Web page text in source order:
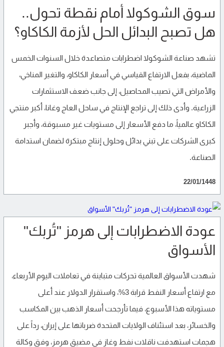
سوق الشوكولا أمام نقطة تحول..
هل تصبح البدائل الحل لأزمة الكاكاو؟
تشهد صناعة الشوكولا اضطرابات متصاعدة خلال السنوات الخمس
الماضية، بفعل الارتفاع القياسي في أسعار الكاكاو، والتغير المناخي،
والأمراض التي تصيب المحاصيل، إلى جانب ضعف الاستثمارات
الزراعية. وأدى ذلك إلى تراجع الإنتاج في ساحل العاج وغانا، أكبر منتجي
الكاكاو عالمياً، ما دفع الأسعار إلى مستويات غير مسبوقة، وأجبر
كبرى الشركات على تبني بدائل وحلول إنتاج مبتكرة لضمان استدامة
الصناعة.
22/01/1448
عودة الاضطرابات إلى هرمز "تُربك"
الأسواق
شهدت الأسواق العالمية تحركات متباينة في تعاملات اليوم الأربعاء،
مع ارتفاع أسعار النفط قرابة 3%، واستقرار الدولار عند أعلى
مستوياته هذا الأسبوع، فيما تأرجحت أسعار الذهب بين المكاسب
والخسائر، بعد استئناف الولايات المتحدة ضرباتها على إيران، رداً على
هجمات استهدفت ناقلات نفط وغاز في مضيق هرمز، وفق وكالة